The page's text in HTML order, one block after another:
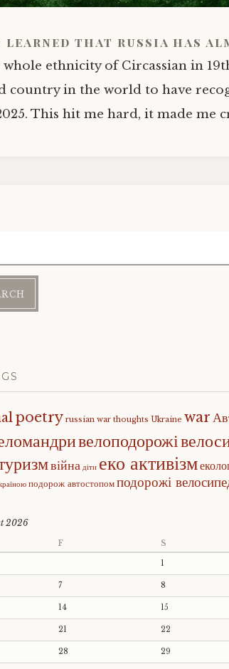
learned that russia has
ethnicity of Circassian in
country in the world to have
This hit me hard, it made me
poetry russian war thoughts Ukraine war
велоподорожі
війна діти еко активізм
подорож автостопомподорожі
2026
F S
1
7 8
14 15
21 22
28 29